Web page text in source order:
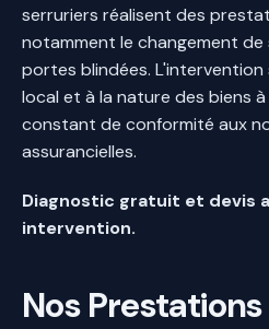
serruriers réalisent des
notamment le changement
portes blindées.
local et à la nature des biens
constant de conformité aux
assurancielles.
Diagnostic gratuit et devis
intervention.
Nos Prestations